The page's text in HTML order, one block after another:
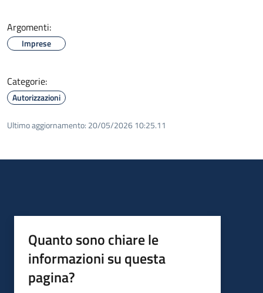
Argomenti:
Imprese
Categorie:
Autorizzazioni
Ultimo aggiornamento: 20/05/2026 10:25.11
Quanto sono chiare le
informazioni su questa
pagina?